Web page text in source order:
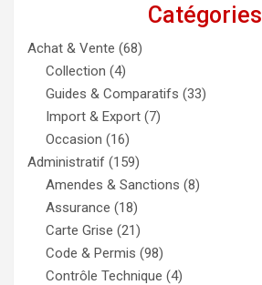
Catégories
Achat & Vente (68)
Collection (4)
Guides & Comparatifs (33)
Import & Export (7)
Occasion (16)
Administratif (159)
Amendes & Sanctions (8)
Assurance (18)
Carte Grise (21)
Code & Permis (98)
Contrôle Technique (4)